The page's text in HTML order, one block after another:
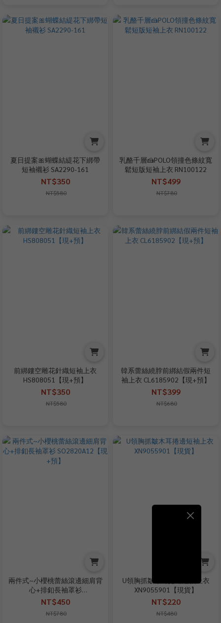
夏日提案🎀蝴蝶結緹花下綁帶
短袖襯衫 SA2290-161
NT$350
NT$580
乳酪千層🍰POLO領撞色條紋寬
鬆短版短袖上衣 RN100122
NT$499
NT$780
前綁鏤空雕花針織短袖上衣
HS808051【現+預】
NT$350
NT$580
韓系蕾絲繞脖前綁結假兩件短
袖上衣 CL6185902【現+預】
NT$399
NT$680
兩件式~小櫻桃蕾絲滾邊細肩背
心+排釦長袖罩衫
SO2820A12【現+預】
NT$450
NT$780
U領胸抓皺木耳捲邊短袖上衣
XN9055901【現貨】
NT$220
NT$480